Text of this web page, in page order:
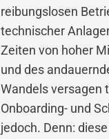
reibungslosen
technischer
Zeiten von hoher
und des
Wandels versagen
Onboarding- und
jedoch. Denn: